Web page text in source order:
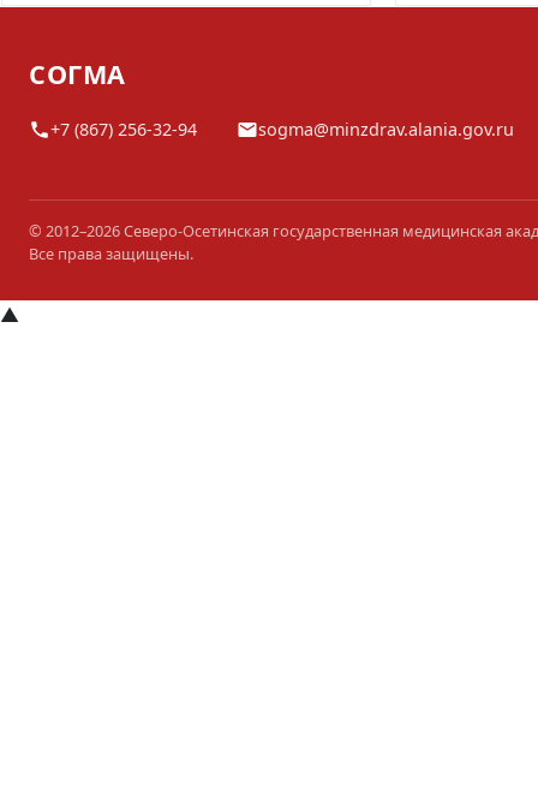
СОГМА
+7 (867) 256-32-94 sogma@minzdrav.alania.gov.ru
© 2012–2026 Северо-Осетинская государственная медицинская
Все права защищены.
▲